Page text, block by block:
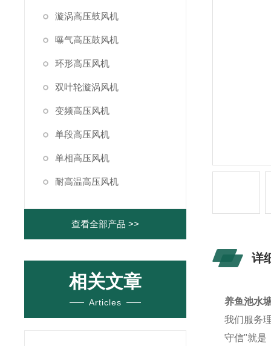
漩涡高压鼓风机
曝气高压鼓风机
环形高压风机
双叶轮漩涡风机
变频高压风机
单段高压风机
单相高压风机
耐高温高压风机
查看全部产品 >>
相关文章
Articles
详
养鱼池水
我们服务
守信"就是